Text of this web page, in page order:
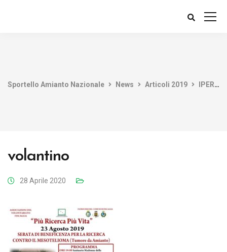
Sportello Amianto Nazionale News Articoli 2019 IPERTRASPARENZA il motto delle associazioni del volontariato per la raccolta fondi contro il Mesotelioma guidata da A.E.A.C.
volantino
28 Aprile 2020